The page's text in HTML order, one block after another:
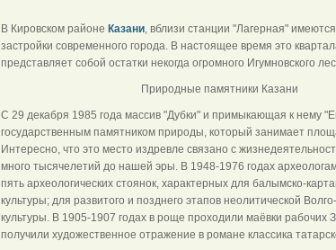
В Кировском районе Казани, вблизи станции "Лагерная"
застройки современного города. В настоящее время это
представляет собой остатки некогда огромного Игумновского
Природные памятники Казани
С 29 декабря 1985 года массив "Дубки" и примыкающая к нему
государственным памятником природы, который занимает
Интересно, что это место издревле связано с
много тысячелетий до нашей эры. В 1948-1976 годах
пять археологических стоянок, характерных для балымско-
культуры; для развитого и позднего этапов неолитической
культуры. В 1905-1907 годах в роще проходили маёвки рабочих
получили художественное отражение в романе классика